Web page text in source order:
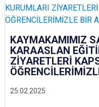
25.02.2025
KAYMAKAMIMIZ
KARAASLAN
ZİYARETLERİ